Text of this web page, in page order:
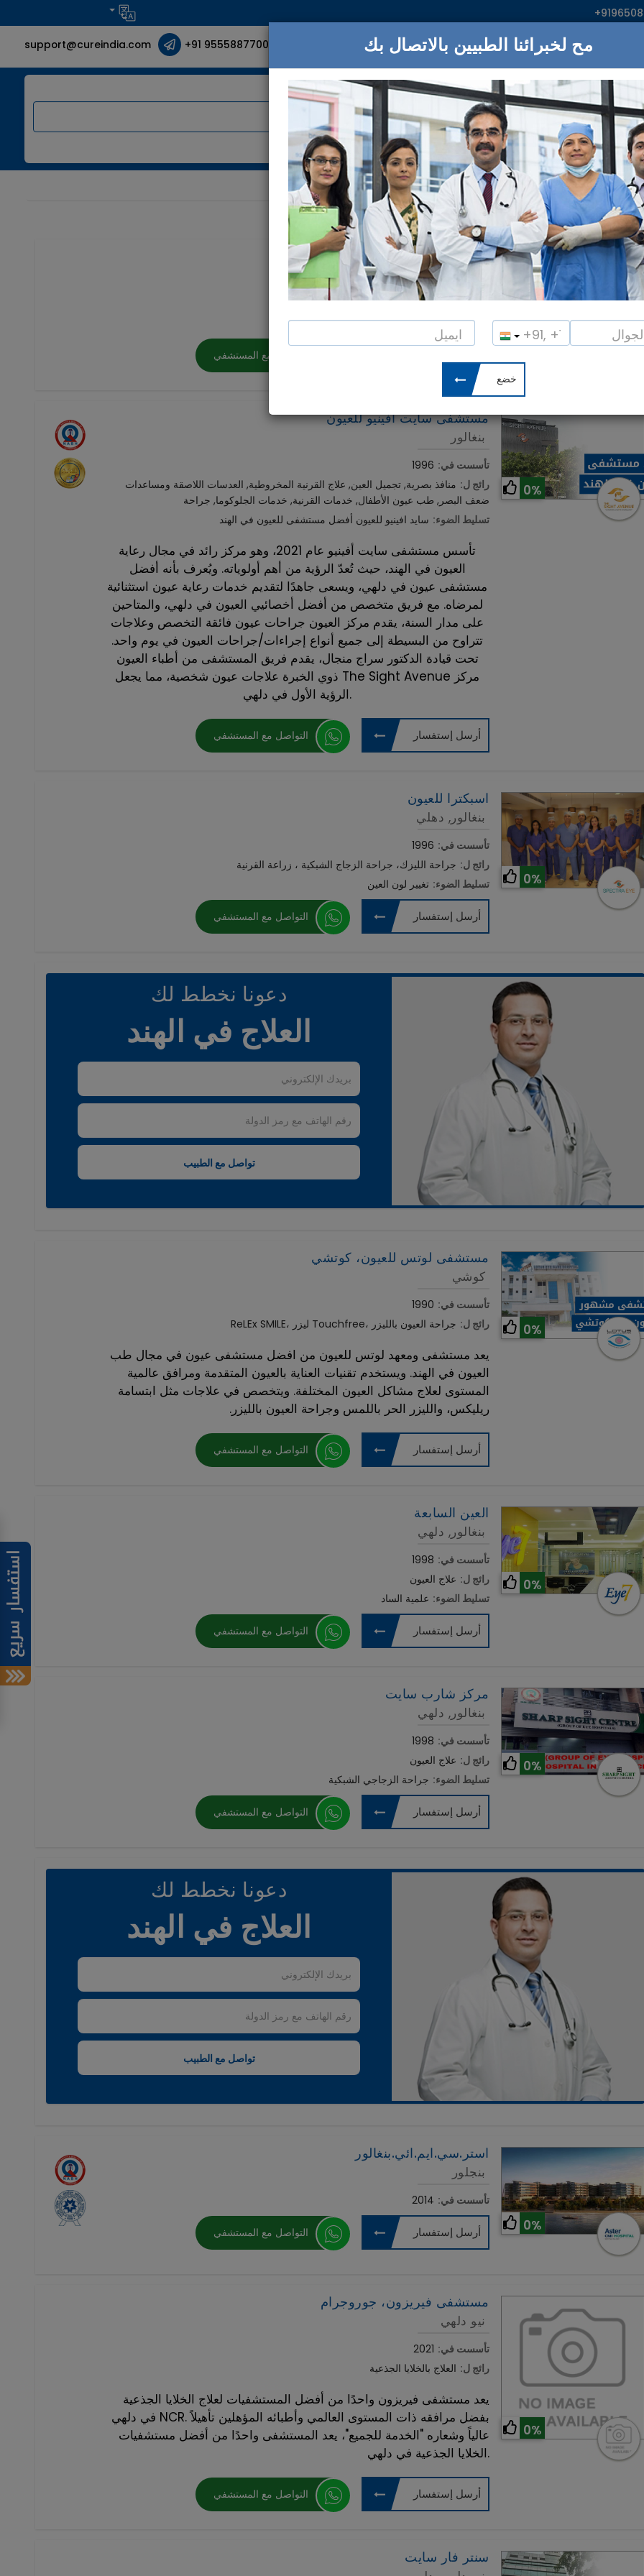
المستشفيات خدمات support@cureindia.com +91 9555887700
:اناابحث
نيو دلهي سيفاناندا يوغا فيدانتا
مبروك!11المستشفيات تلبية الاحتياجات الخاصة بك
0%
آي كيو
اسطنبول, دلهي
رائج ل: علاج امراض العيون
تسليط الضوء: جراحة الشبكية
التواصل مع المستشفي
0%
مستشفى سايت افينيو للعيون
بنغالور
تأسست في: 1996
رائج ل: منافذ بصرية, تجميل العين, علاج القرنية المخروطية, العدسات اللاصقة ومساعدات
ضعف البصر, طب عيون الأطفال, خدمات القرنية, خدمات الجلوكوما, جراحة
تسليط الضوء: سايد افينيو للعيون أفضل مستشفى للعيون في الهند
تأسس مستشفى سايت أفينيو عام 2021، وهو مركز رائد في مجال رعاية
العيون في الهند، حيث تُعدّ الرؤية من أهم أولوياته. ويُعرف بأنه أفضل
مستشفى عيون في دلهي، ويسعى جاهدًا لتقديم خدمات رعاية عيون استثنائية
لمرضاه. مع فريق متخصص من أفضل أخصائيي العيون في دلهي، والمتاحين
على مدار السنة، يقدم مركز العيون جراحات عيون فائقة التخصص وعلاجات
تتراوح من البسيطة إلى جميع أنواع إجراءات/جراحات العيون في يوم واحد.
تحت قيادة الدكتور سراج منجال، يقدم فريق المستشفى من أطباء العيون
ذوي الخبرة علاجات عيون شخصية، مما يجعل The Sight Avenue مركز
الرؤية الأول في دلهي.
التواصل مع المستشفي أرسل إستفسار
0%
اسبكترا للعيون
بنغالور, دهلي
تأسست في: 1996
رائج ل: جراحة الليزك، جراحة الزجاج الشبكية ، زراعة القرنية
تسليط الضوء: تغيير لون العين
التواصل مع المستشفي أرسل إستفسار
دعونا نخطط لك
العلاج في الهند
0%
مستشفى لوتس للعيون، كوتشي
كوشي
تأسست في: 1990
رائج ل: ReLEx SMILE، ليزر Touchfree، جراحة العيون بالليزر
يعد مستشفى ومعهد لوتس للعيون من افضل مستشفى عيون في مجال طب
العيون في الهند. ويستخدم تقنيات العناية بالعيون المتقدمة ومرافق عالمية
المستوى لعلاج مشاكل العيون المختلفة. ويتخصص في علاجات مثل ابتسامة
ريليكس، والليزر الحر باللمس وجراحة العيون بالليزر.
التواصل مع المستشفي أرسل إستفسار
0%
العين السابعة
بنغالور, دلهي
تأسست في: 1998
رائج ل: علاج العيون
تسليط الضوء: علمية الساد
التواصل مع المستشفي أرسل إستفسار
0%
مركز شارب سايت
بنغالور, دلهي
تأسست في: 1998
رائج ل: علاج العيون
تسليط الضوء: جراحة الزجاجي الشبكية
التواصل مع المستشفي أرسل إستفسار
دعونا نخطط لك
العلاج في الهند
0%
استر.سي.ايم.ائي.بنغالور
بنجلور
تأسست في: 2014
التواصل مع المستشفي أرسل إستفسار
0%
مستشفى فيريزون، جوروجرام
نيو دلهي
تأسست في: 2021
رائج ل: العلاج بالخلايا الجذعية
يعد مستشفى فيريزون واحدًا من أفضل المستشفيات لعلاج الخلايا الجذعية
في دلهي NCR. بفضل مرافقه ذات المستوى العالمي وأطبائه المؤهلين تأهيلاً
عالياً وشعاره "الخدمة للجميع"، يعد المستشفى واحدًا من أفضل مستشفيات
الخلايا الجذعية في دلهي.
التواصل مع المستشفي أرسل إستفسار
سنتر فار سايت